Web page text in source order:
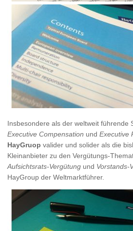
Insbesondere als der weltweit führende
Executive Compensation und Executive
HayGruop valider und solider als die
Kleinanbieter zu den Vergütungs-
Aufsichtsrats-Vergütung und Vorstands-
HayGroup der Weltmarktführer.